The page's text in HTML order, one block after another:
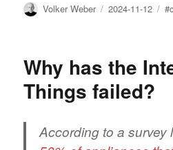
Author
Volker Weber
Posted
2024-11-12
Why has the
Things failed?
According to a survey